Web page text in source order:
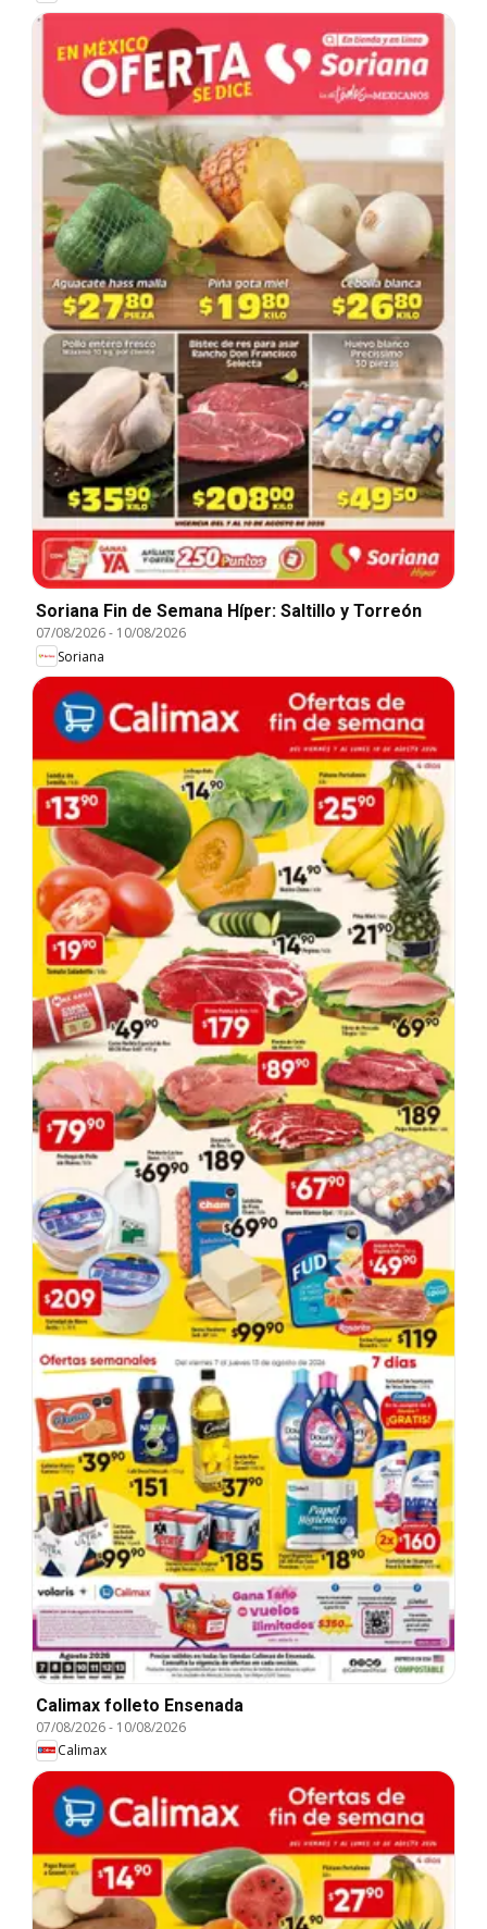
Soriana Fin de Semana Híper: Saltillo y Torreón
07/08/2026- 10/08/2026
Soriana
Calimax folleto Ensenada
07/08/2026- 10/08/2026
Calimax